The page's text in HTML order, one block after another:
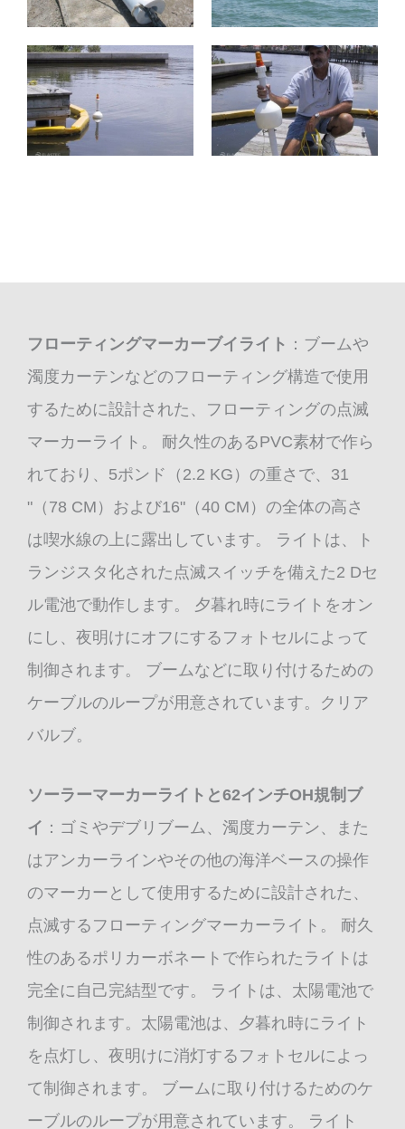
フローティングマーカーブイライト ：ブームや
濁度カーテンなどのフローティング構造で使用
するために設計された、フローティングの点滅
マーカーライト。 耐久性のあるPVC素材で作ら
れており、5ポンド（2.2 KG）の重さで、31
"（78 CM）および16"（40 CM）の全体の高さ
は喫水線の上に露出しています。 ライトは、ト
ランジスタ化された点滅スイッチを備えた2 Dセ
ル電池で動作します。 夕暮れ時にライトをオン
にし、夜明けにオフにするフォトセルによって
制御されます。 ブームなどに取り付けるための
ケーブルのループが用意されています。クリア
バルブ。
ソーラーマーカーライトと62インチOH規制ブ
イ ：ゴミやデブリブーム、濁度カーテン、また
はアンカーラインやその他の海洋ベースの操作
のマーカーとして使用するために設計された、
点滅するフローティングマーカーライト。 耐久
性のあるポリカーボネートで作られたライトは
完全に自己完結型です。 ライトは、太陽電池で
制御されます。太陽電池は、夕暮れ時にライト
を点灯し、夜明けに消灯するフォトセルによっ
て制御されます。 ブームに取り付けるためのケ
ーブルのループが用意されています。 ライト